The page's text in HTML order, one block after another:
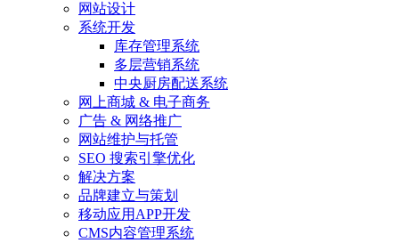
网站设计
系统开发
库存管理系统
多层营销系统
中央厨房配送系统
网上商城 & 电子商务
广告 & 网络推广
网站维护与托管
SEO 搜索引擎优化
解决方案
品牌建立与策划
移动应用APP开发
CMS内容管理系统